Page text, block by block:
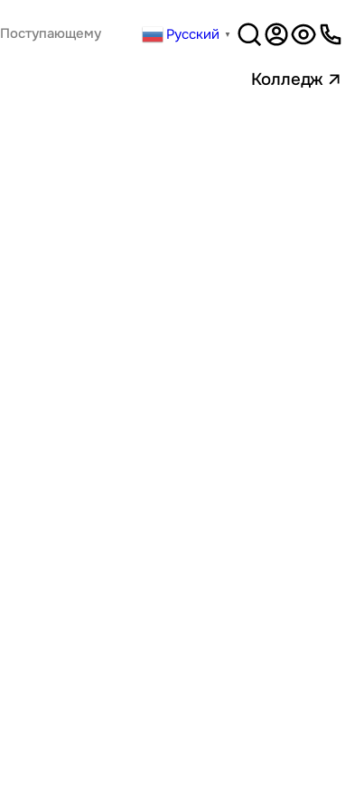
Поступающему Русский ▼
Версия
для
Колледж